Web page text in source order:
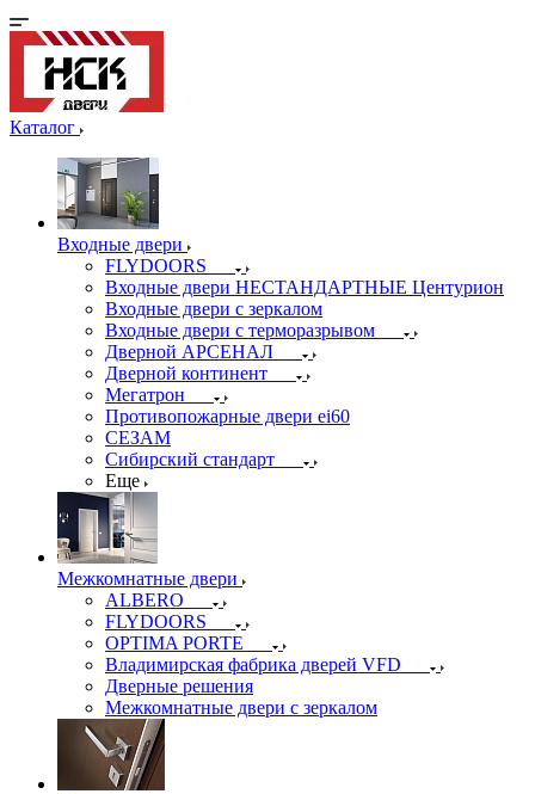
Каталог
Входные двери
FLYDOORS
Входные двери НЕСТАНДАРТНЫЕ Центурион
Входные двери с зеркалом
Входные двери с терморазрывом
Дверной АРСЕНАЛ
Дверной континент
Мегатрон
Противопожарные двери ei60
СЕЗАМ
Сибирский стандарт
Еще
Межкомнатные двери
ALBERO
FLYDOORS
OPTIMA PORTE
Владимирская фабрика дверей VFD
Дверные решения
Межкомнатные двери c зеркалом